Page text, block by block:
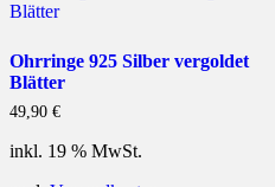
Ohrringe 925 Silber vergoldet
Blätter
49,90 €
inkl. 19 % MwSt.